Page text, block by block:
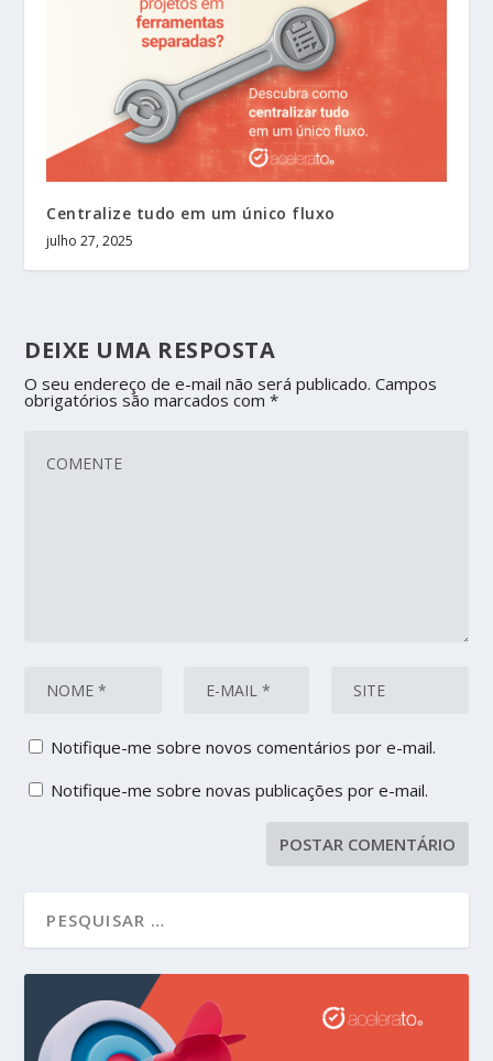
Centralize tudo em um único fluxo
julho 27, 2025
DEIXE UMA RESPOSTA
O seu endereço de e-mail não será publicado. Campos
obrigatórios são marcados com*
Notifique-me sobre novos comentários por e-mail.
Notifique-me sobre novas publicações por e-mail.